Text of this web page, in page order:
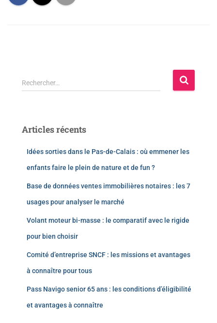
Rechercher…
Articles récents
Idées sorties dans le Pas-de-Calais : où emmener les
enfants faire le plein de nature et de fun ?
Base de données ventes immobilières notaires : les 7
usages pour analyser le marché
Volant moteur bi-masse : le comparatif avec le rigide
pour bien choisir
Comité d’entreprise SNCF : les missions et avantages
à connaître pour tous
Pass Navigo senior 65 ans : les conditions d’éligibilité
et avantages à connaître